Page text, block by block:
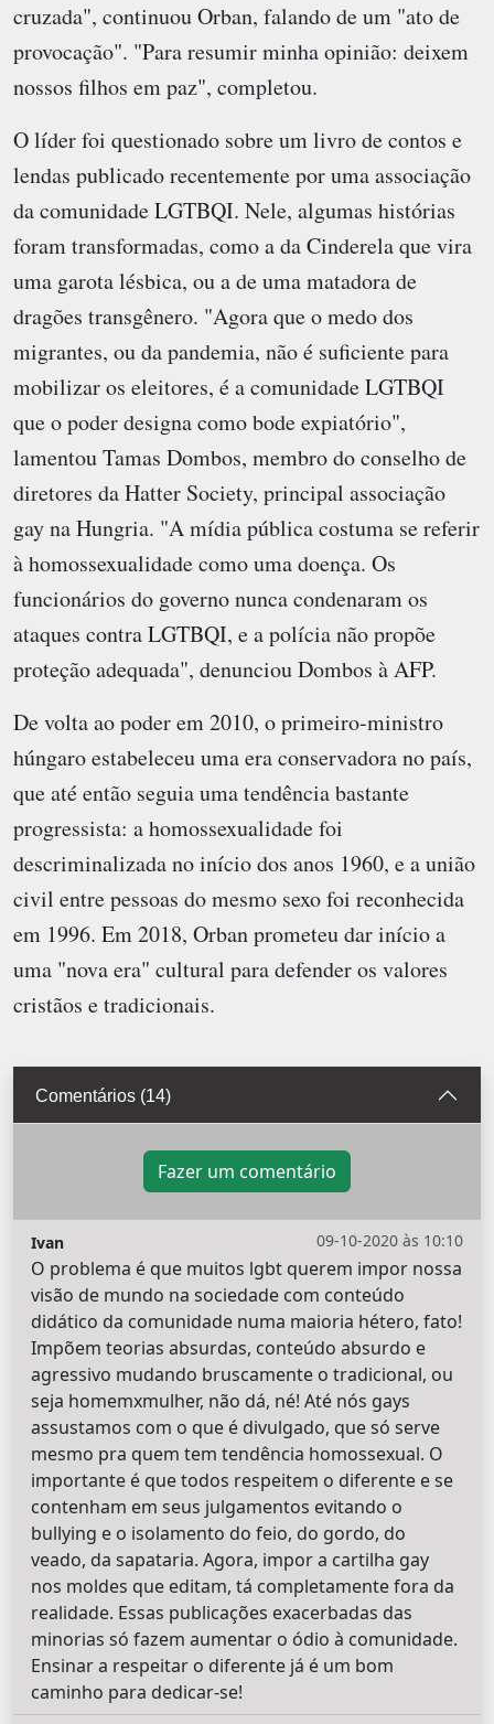
cruzada", continuou Orban, falando de um "ato de
provocação". "Para resumir minha opinião: deixem
nossos filhos em paz", completou.
O líder foi questionado sobre um livro de contos e
lendas publicado recentemente por uma associação
da comunidade LGTBQI. Nele, algumas histórias
foram transformadas, como a da Cinderela que vira
uma garota lésbica, ou a de uma matadora de
dragões transgênero. "Agora que o medo dos
migrantes, ou da pandemia, não é suficiente para
mobilizar os eleitores, é a comunidade LGTBQI
que o poder designa como bode expiatório",
lamentou Tamas Dombos, membro do conselho de
diretores da Hatter Society, principal associação
gay na Hungria. "A mídia pública costuma se referir
à homossexualidade como uma doença. Os
funcionários do governo nunca condenaram os
ataques contra LGTBQI, e a polícia não propõe
proteção adequada", denunciou Dombos à AFP.
De volta ao poder em 2010, o primeiro-ministro
húngaro estabeleceu uma era conservadora no país,
que até então seguia uma tendência bastante
progressista: a homossexualidade foi
descriminalizada no início dos anos 1960, e a união
civil entre pessoas do mesmo sexo foi reconhecida
em 1996. Em 2018, Orban prometeu dar início a
uma "nova era" cultural para defender os valores
cristãos e tradicionais.
Comentários (14)
Fazer um comentário
09-10-2020 às 10:10
Ivan
O problema é que muitos lgbt querem impor nossa
visão de mundo na sociedade com conteúdo
didático da comunidade numa maioria hétero, fato!
Impõem teorias absurdas, conteúdo absurdo e
agressivo mudando bruscamente o tradicional, ou
seja homemxmulher, não dá, né! Até nós gays
assustamos com o que é divulgado, que só serve
mesmo pra quem tem tendência homossexual. O
importante é que todos respeitem o diferente e se
contenham em seus julgamentos evitando o
bullying e o isolamento do feio, do gordo, do
veado, da sapataria. Agora, impor a cartilha gay
nos moldes que editam, tá completamente fora da
realidade. Essas publicações exacerbadas das
minorias só fazem aumentar o ódio à comunidade.
Ensinar a respeitar o diferente já é um bom
caminho para dedicar-se!